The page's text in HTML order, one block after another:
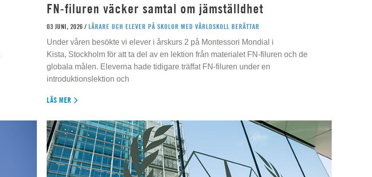
FN-filuren väcker samtal om jämställdhet
03 JUNI, 2026 / LÄRARE OCH ELEVER PÅ SKOLOR MED VÄRLDSKOLL BERÄTTAR
Under våren besökte vi elever i årskurs 2 på Montessori Mondial i
Kista, Stockholm för att ta del av en lektion från materialet FN-filuren och de
globala målen. Eleverna hade tidigare träffat FN-filuren under en
introduktionslektion och
LÄS MER